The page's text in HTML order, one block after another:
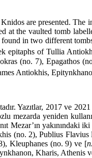
are presented.
the vaulted tomb
in two different
epitaphs of Tullia
(no. 7), Epagathos
Antiokhis,
Yazıtlar, 2017 ve
mezarda yeniden
Mezar’ın
(no. 2), Publius
Kleuphanes (no. 9) ve [
Kharis, Athenis